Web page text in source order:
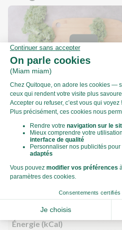
Comment préparer du chou
Valeurs
Par personne
Énergie (kJ)
Énergie (kCal)